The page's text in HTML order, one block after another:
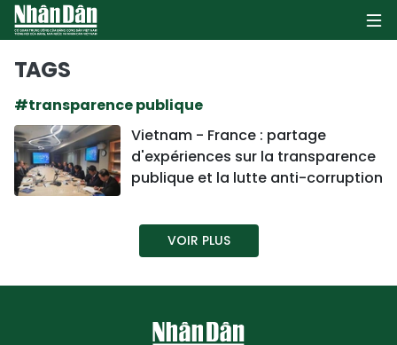
POLITIQUE
SOCIÉTÉ
CULTURE
TOURISME
TAGS
#transparence publique
Vietnam - France : partage
d'expériences sur la transparence
publique et la lutte anti-corruption
VOIR PLUS